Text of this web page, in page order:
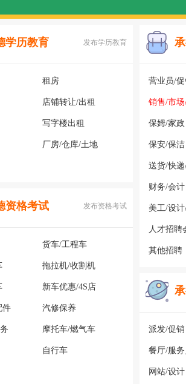
学历教育 发布学历教育
租房
店铺转让/出租
写字楼出租
厂房/仓库/土地
资格考试 发布资格考试
货车/工程车
拖拉机/收割机
新车优惠/4S店
件 汽修保养
摩托车/燃气车
自行车
营业员/
销售/市
保姆/家政
保安/保洁
送货/快
财务/会计
美工/设
人才招聘
其他招聘
派发/促销
餐厅/服务
网站/设计